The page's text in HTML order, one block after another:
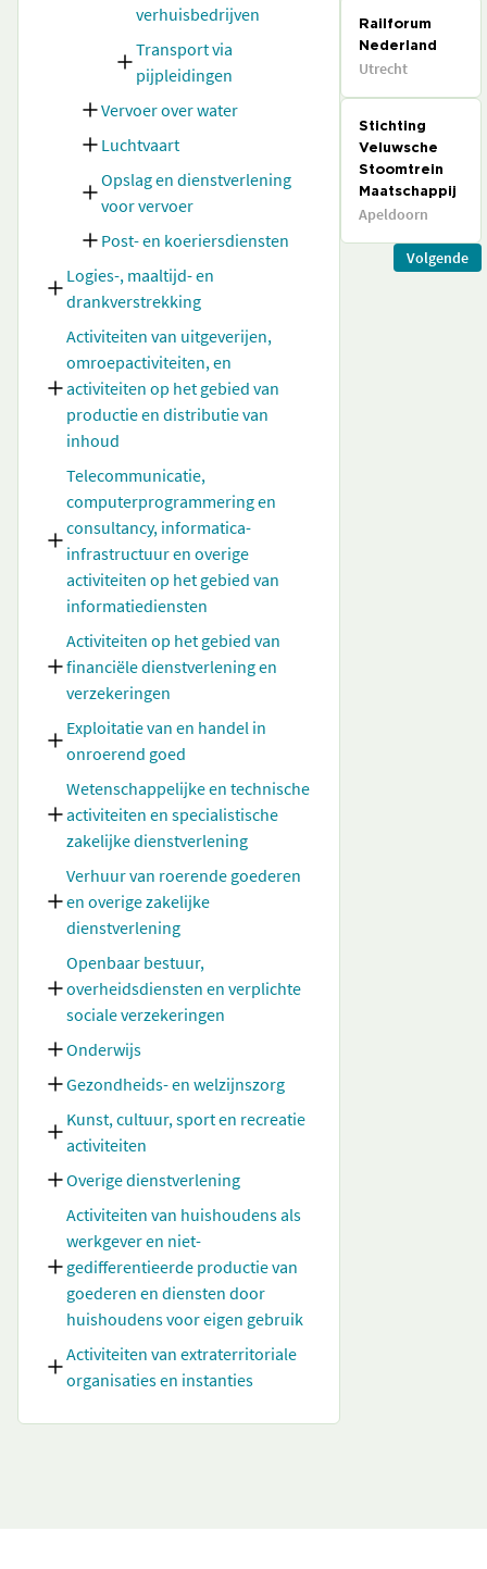
verhuisbedrijven
Transport via
pijpleidingen
Vervoer over water
Luchtvaart
Opslag en dienstverlening
voor vervoer
Post- en koeriersdiensten
Logies-, maaltijd- en
drankverstrekking
Activiteiten van uitgeverijen,
omroepactiviteiten, en
activiteiten op het gebied van
productie en distributie van
inhoud
Telecommunicatie,
computerprogrammering en
consultancy, informatica-
infrastructuur en overige
activiteiten op het gebied van
informatiediensten
Activiteiten op het gebied van
financiële dienstverlening en
verzekeringen
Exploitatie van en handel in
onroerend goed
Wetenschappelijke en technische
activiteiten en specialistische
zakelijke dienstverlening
Verhuur van roerende goederen
en overige zakelijke
dienstverlening
Openbaar bestuur,
overheidsdiensten en verplichte
sociale verzekeringen
Onderwijs
Gezondheids- en welzijnszorg
Kunst, cultuur, sport en recreatie
activiteiten
Overige dienstverlening
Activiteiten van huishoudens als
werkgever en niet-
gedifferentieerde productie van
goederen en diensten door
huishoudens voor eigen gebruik
Activiteiten van extraterritoriale
organisaties en instanties
Railforum
Nederland
Utrecht
Stichting
Veluwsche
Stoomtrein
Maatschappij
Apeldoorn
Volgende